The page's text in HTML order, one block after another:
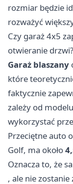
rozmiar będzie
rozważyć
Czy garaż 4x5
otwieranie drzwi?
Garaż blaszany
które
faktycznie
zależy od
wykorzystać
Przeciętne auto
Golf, ma około
Oznacza to, że
, ale nie